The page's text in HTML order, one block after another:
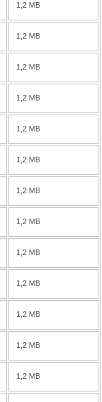
1,2 MB
1,2 MB
1,2 MB
1,2 MB
1,2 MB
1,2 MB
1,2 MB
1,2 MB
1,2 MB
1,2 MB
1,2 MB
1,2 MB
1,2 MB